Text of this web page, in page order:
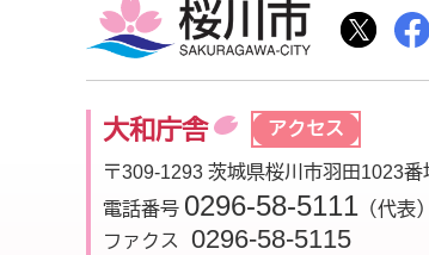
桜
大和庁舎 アクセス
〒309-1293 茨城県桜川市羽田1023番
電話番号 0296-58-5111 （代表）
ファクス
0296-58-5115